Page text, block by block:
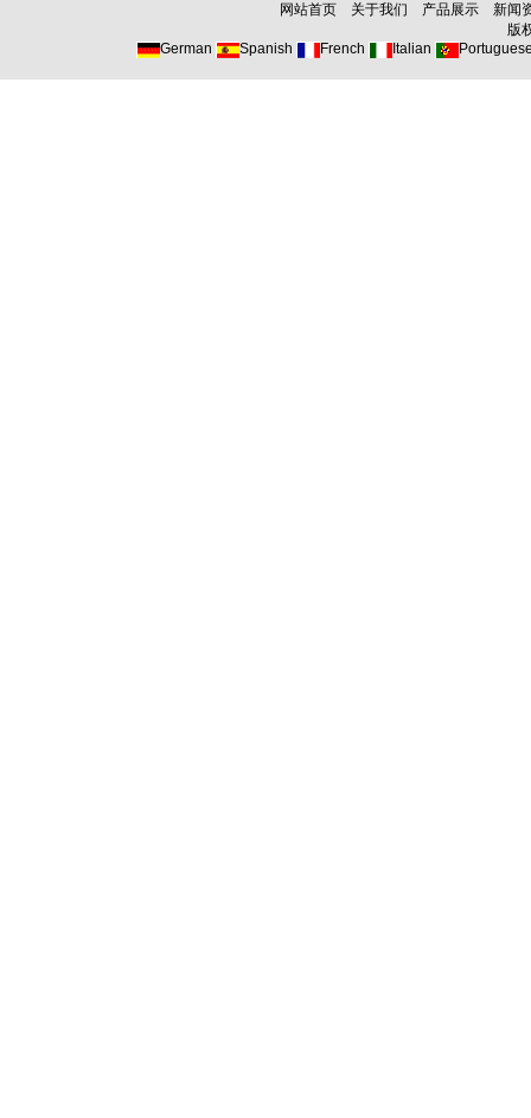
网站首页 关于我们 产品展示
新闻
版
German
Spanish French Italian